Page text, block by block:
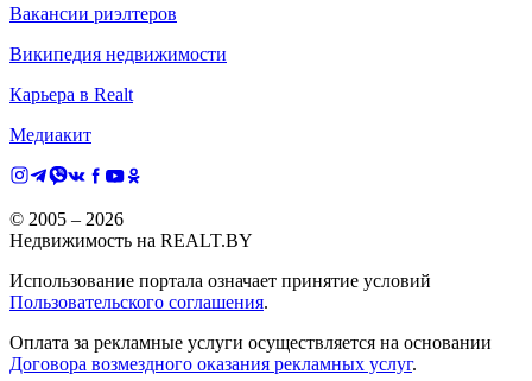
Вакансии риэлтеров
Википедия недвижимости
Карьера в Realt
Медиакит
© 2005 – 2026
Недвижимость на REALT.BY
Использование портала означает принятие условий
Пользовательского соглашения.
Оплата за рекламные услуги осуществляется на основании
Договора возмездного оказания рекламных услуг.